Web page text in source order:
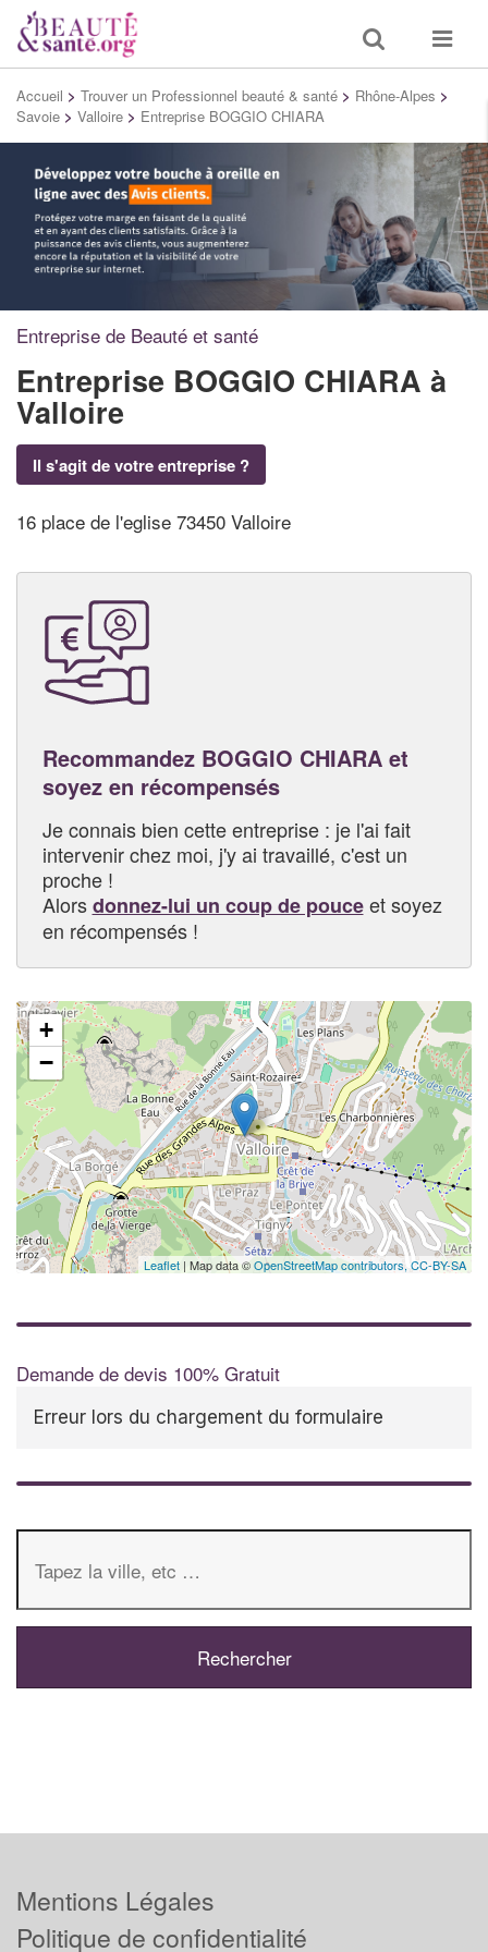
Toggle
search
Toggle
Accueil > Trouver un Professionnel beauté & santé > Rhône-Alpes >
Savoie > Valloire > Entreprise BOGGIO CHIARA
Entreprise de Beauté et santé
Entreprise BOGGIO CHIARA à
Valloire
Il s'agit de votre entreprise ?
16 place de l'eglise 73450 Valloire
Recommandez BOGGIO CHIARA et
soyez en récompensés
Je connais bien cette entreprise : je l'ai fait
intervenir chez moi, j'y ai travaillé, c'est un
proche !
Alorsdonnez-lui un coup de pouceet soyez
en récompensés !
+
−
Leaflet | Map data ©OpenStreetMap contributors, CC-BY-SA
Demande de devis 100% Gratuit
Erreur lors du chargement du formulaire
Mentions Légales
Politique de confidentialité